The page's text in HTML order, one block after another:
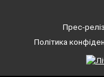
Прес-
Політика